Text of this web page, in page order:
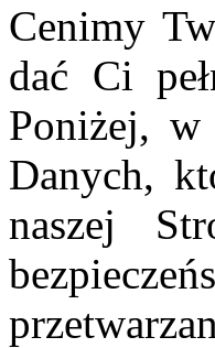
Cenimy
dać Ci
Poniżej, w
Danych,
naszej